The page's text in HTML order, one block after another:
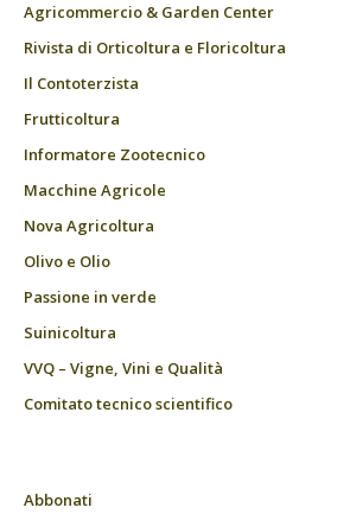
Agricommercio & Garden Center
Rivista di Orticoltura e Floricoltura
Il Contoterzista
Frutticoltura
Informatore Zootecnico
Macchine Agricole
Nova Agricoltura
Olivo e Olio
Passione in verde
Suinicoltura
VVQ – Vigne, Vini e Qualità
Comitato tecnico scientifico
Abbonati